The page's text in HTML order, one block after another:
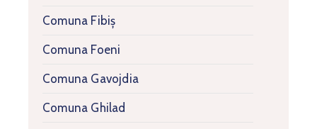
Comuna Fibiș
Comuna Foeni
Comuna Gavojdia
Comuna Ghilad